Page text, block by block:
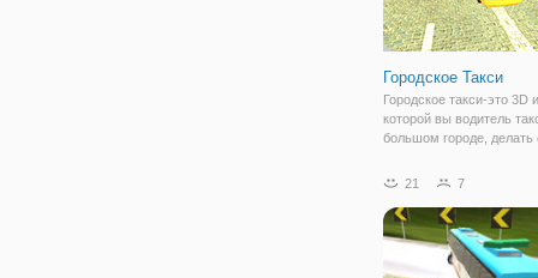
Городское Такси
Городское такси-это 3D
которой вы водитель
большом городе, делать
на месте, указанном на
несколько
21 7